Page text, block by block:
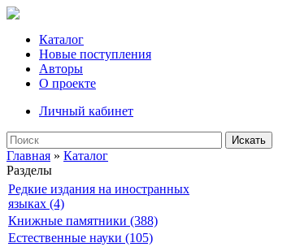
Каталог
Новые поступления
Авторы
О проекте
Личный кабинет
Искать
Главная » Каталог
Разделы
Редкие издания на иностранных
языках (4)
Книжные памятники (388)
Естественные науки (105)